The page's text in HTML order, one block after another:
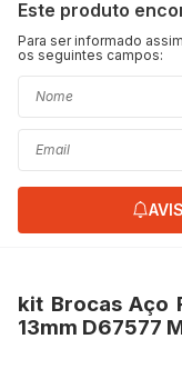
Este produto
Para ser informado
os seguintes campos:
kit Brocas Aço
13mm D67577